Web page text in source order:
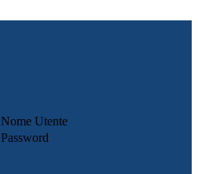
Nome Utente
Password